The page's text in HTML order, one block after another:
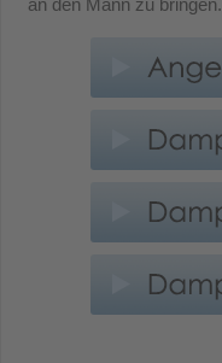
an den Mann zu bringen.